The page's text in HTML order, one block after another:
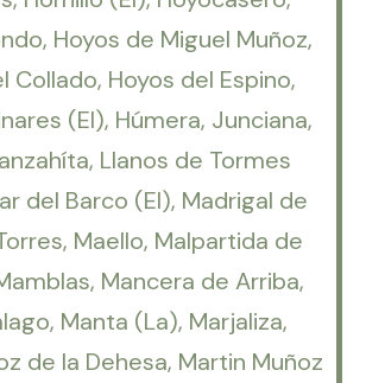
Hoyos de Miguel Muñoz,
Collado, Hoyos del Espino,
(El), Húmera, Junciana,
Llanos de Tormes
del Barco (El), Madrigal de
Maello, Malpartida de
Mancera de Arriba,
Manta (La), Marjaliza,
de la Dehesa, Martin Muñoz